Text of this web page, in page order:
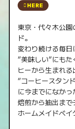
HERE
東京・代々木公
ド。
変わり続ける毎日
”美味しい”にも
ヒーから生まれ
”コーヒースタン
に今までになかっ
焙煎から抽出ま
ホームメイドベイ